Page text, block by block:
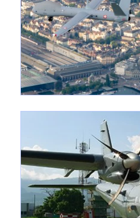
1 er avril Motorisation
Shenyang J-35
Airbus H145M